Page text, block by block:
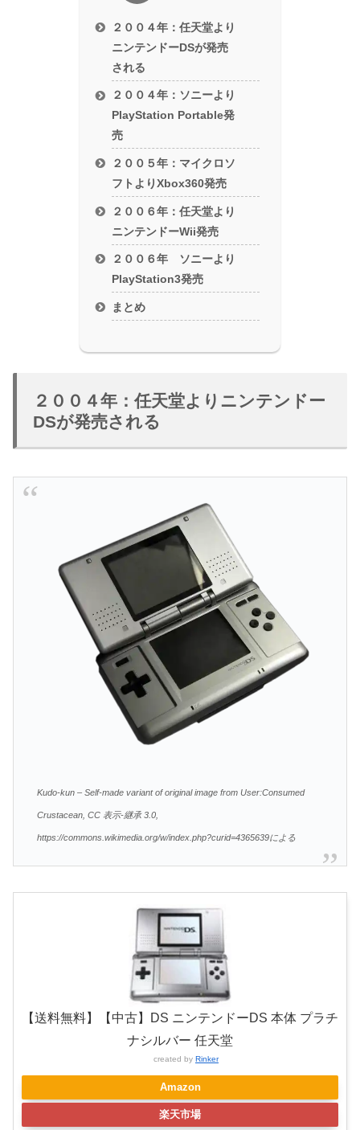
２００４年：任天堂より
ニンテンドーDSが発売
される
２００４年：ソニーより
PlayStation Portable発
売
２００５年：マイクロソ
フトよりXbox360発売
２００６年：任天堂より
ニンテンドーWii発売
２００６年 ソニーより
PlayStation3発売
まとめ
２００４年：任天堂よりニンテンドー
DSが発売される
Kudo-kun – Self-made variant of original image from User:Consumed
Crustacean, CC 表示-継承 3.0,
https://commons.wikimedia.org/w/index.php?curid=4365639による
【送料無料】【中古】DS ニンテンドーDS 本体 プラチ
ナシルバー 任天堂
created by Rinker
Amazon
楽天市場